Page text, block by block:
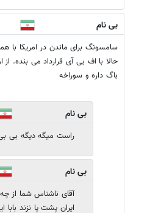
بی نام
سامسونگ برای ماندن در امریکا با
حالا با اف بی آی قرارداد می
باگ داره و سوراخه
بی نام
راست میگه دیگه بی بی ۱۰ یا ای او اس کجا انروید
بی نام
آقای ناشناس شما از
ایران پشت پا نزند